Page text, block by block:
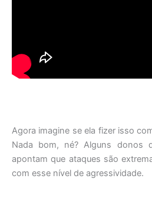
Agora imagine se ela fizer isso
Nada bom, né? Alguns donos
apontam que ataques são
com esse nível de agressividade.